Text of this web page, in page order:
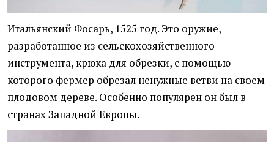
Итальянский Фосарь, 1525 год. Это оружие,
разработанное из сельскохозяйственного
инструмента, крюка для обрезки, с помощью
которого фермер обрезал ненужные ветви на своем
плодовом дереве. Особенно популярен он был в
странах Западной Европы.